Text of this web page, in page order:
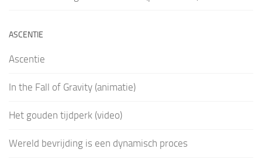
ASCENTIE
Ascentie
In the Fall of Gravity (animatie)
Het gouden tijdperk (video)
Wereld bevrijding is een dynamisch proces